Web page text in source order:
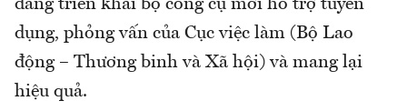
đang triển khai bộ công cụ mới hỗ trợ tuyển
dụng, phỏng vấn của Cục việc làm (Bộ Lao
động – Thương binh và Xã hội) và mang lại
hiệu quả.